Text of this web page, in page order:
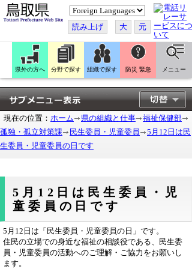
こ
の
ペ
ー
ジ
翻
訳
す
る
読み上げ 大 元
県外の方へ 分野で探す 組織で探す 防災 緊急 メニュー
現在の位置： ホーム 県の組織と仕事
福祉保健部
孤独・孤立対策課
民生委員・児童委員
5月12日は民
生委員・児童委員の日です
5月12日は民生委員・児
童委員の日です
5月12日は「民生委員・児童委員の日」です。
住民の立場での身近な福祉の相談役である、民生委
員・児童委員の活動へのご理解・ご協力をお願いし
ます。